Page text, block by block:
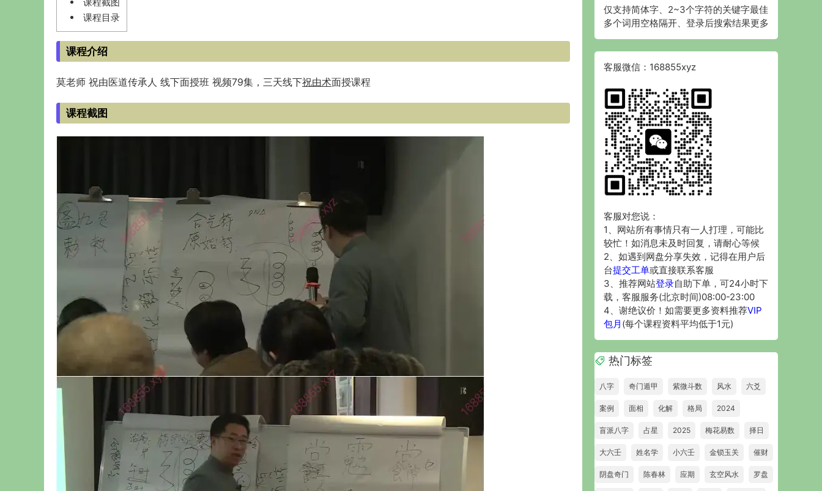
课程目录
课程介绍
莫老师 祝由医道传承人 线下面授班 视频79集，三天线下祝由术面授课程
课程截图
仅支持简体字、2~3个字符的关键字最佳
多个词用空格隔开、登录后搜索结果更多
客服微信：168855xyz
客服对您说：
1、网站所有事情只有一人打理，可能比
较忙！如消息未及时回复，请耐心等候
2、如遇到网盘分享失效，记得在用户后
台提交工单或直接联系客服
3、推荐网站登录自助下单，可24小时下
载，客服服务(北京时间)08:00-23:00
4、谢绝议价！如需要更多资料推荐VIP
包月 (每个课程资料平均低于1元)
热门标签
八字 奇门遁甲 紫微斗数 风水 六爻
案例 面相 化解 格局 2024
盲派八字 占星 2025 梅花易数 择日
大六壬 姓名学 小六壬 金锁玉关 催财
阴盘奇门 陈春林 应期 玄空风水 罗盘